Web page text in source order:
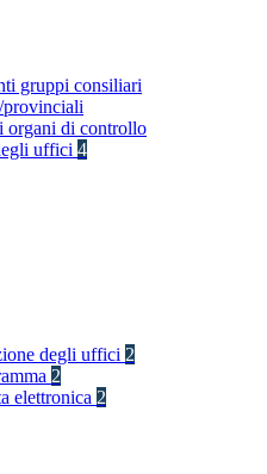
gruppi consiliari
organi di controllo
uffici 4
degli uffici 2
2
elettronica 2